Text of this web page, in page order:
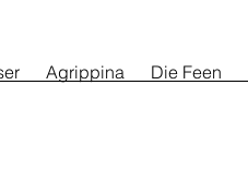
Agrippina Die Feen